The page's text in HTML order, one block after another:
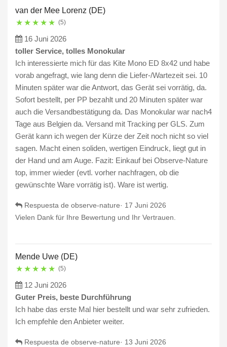
van der Mee Lorenz (DE)
★ ★ ★ ★ ★ (5)
16 Juni 2026
toller Service, tolles Monokular
Ich interessierte mich für das Kite Mono ED 8x42 und habe
vorab angefragt, wie lang denn die Liefer-/Wartezeit sei. 10
Minuten später war die Antwort, das Gerät sei vorrätig, da.
Sofort bestellt, per PP bezahlt und 20 Minuten später war
auch die Versandbestätigung da. Das Monokular war nach4
Tage aus Belgien da. Versand mit Tracking per GLS. Zum
Gerät kann ich wegen der Kürze der Zeit noch nicht so viel
sagen. Macht einen soliden, wertigen Eindruck, liegt gut in
der Hand und am Auge. Fazit: Einkauf bei Observe-Nature
top, immer wieder (evtl. vorher nachfragen, ob die
gewünschte Ware vorrätig ist). Ware ist wertig.
Respuesta de observe-nature· 17 Juni 2026
Vielen Dank für Ihre Bewertung und Ihr Vertrauen.
Mende Uwe (DE)
★ ★ ★ ★ ★ (5)
12 Juni 2026
Guter Preis, beste Durchführung
Ich habe das erste Mal hier bestellt und war sehr zufrieden.
Ich empfehle den Anbieter weiter.
Respuesta de observe-nature· 13 Juni 2026